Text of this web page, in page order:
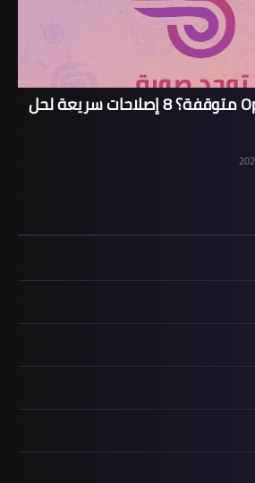
شاشة Oppo Pad Neo متوقفة؟ 8 إصلاحات سريعة لحل